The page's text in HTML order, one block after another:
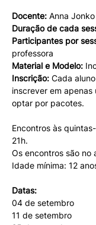
Docente: Anna
Duração de cada
Participantes por
professora
Material e Modelo:
Inscrição: Cada
inscrever em apenas
optar por pacotes.
Encontros às
21h.
Os encontros são no
Idade mínima: 12
Datas:
04 de setembro
11 de setembro